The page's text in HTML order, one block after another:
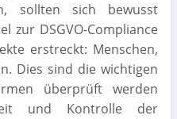
sollten sich bewusst
zur DSGVO-Compliance
erstreckt: Menschen,
Dies sind die wichtigen
überprüft werden
und Kontrolle der